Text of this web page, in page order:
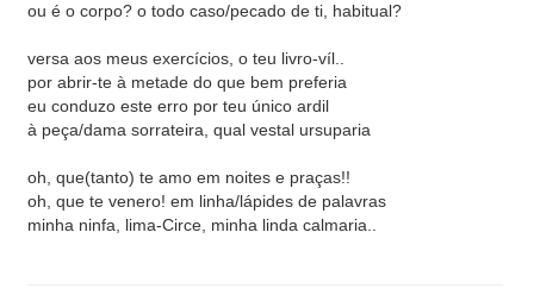
ou é o corpo? o todo caso/pecado de ti, habitual?
versa aos meus exercícios, o teu livro-víl..
por abrir-te à metade do que bem preferia
eu conduzo este erro por teu único ardil
à peça/dama sorrateira, qual vestal ursuparia
oh, que(tanto) te amo em noites e praças!!
oh, que te venero! em linha/lápides de palavras
minha ninfa, lima-Circe, minha linda calmaria..